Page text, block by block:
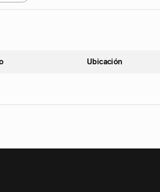
ascendente
Ubicación